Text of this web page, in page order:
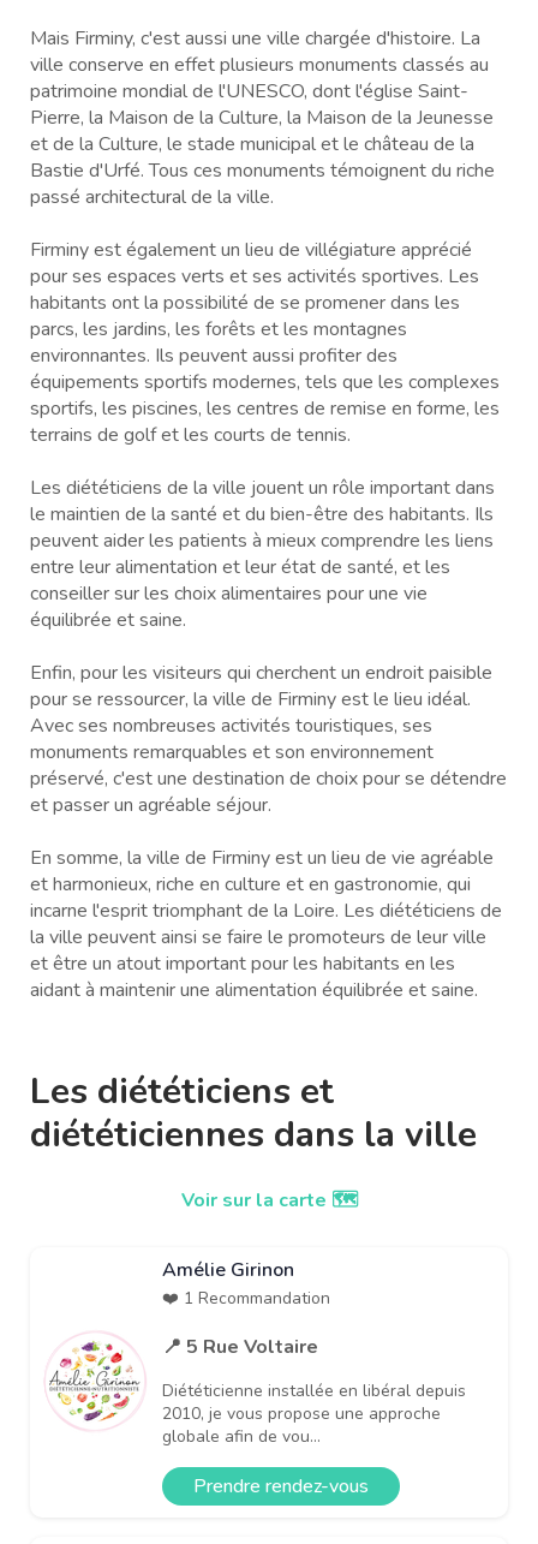
Mais Firminy, c'est aussi une ville chargée d'histoire. La
ville conserve en effet plusieurs monuments classés au
patrimoine mondial de l'UNESCO, dont l'église Saint-
Pierre, la Maison de la Culture, la Maison de la Jeunesse
et de la Culture, le stade municipal et le château de la
Bastie d'Urfé. Tous ces monuments témoignent du riche
passé architectural de la ville.
Firminy est également un lieu de villégiature apprécié
pour ses espaces verts et ses activités sportives. Les
habitants ont la possibilité de se promener dans les
parcs, les jardins, les forêts et les montagnes
environnantes. Ils peuvent aussi profiter des
équipements sportifs modernes, tels que les complexes
sportifs, les piscines, les centres de remise en forme, les
terrains de golf et les courts de tennis.
Les diététiciens de la ville jouent un rôle important dans
le maintien de la santé et du bien-être des habitants. Ils
peuvent aider les patients à mieux comprendre les liens
entre leur alimentation et leur état de santé, et les
conseiller sur les choix alimentaires pour une vie
équilibrée et saine.
Enfin, pour les visiteurs qui cherchent un endroit paisible
pour se ressourcer, la ville de Firminy est le lieu idéal.
Avec ses nombreuses activités touristiques, ses
monuments remarquables et son environnement
préservé, c'est une destination de choix pour se détendre
et passer un agréable séjour.
En somme, la ville de Firminy est un lieu de vie agréable
et harmonieux, riche en culture et en gastronomie, qui
incarne l'esprit triomphant de la Loire. Les diététiciens de
la ville peuvent ainsi se faire le promoteurs de leur ville
et être un atout important pour les habitants en les
aidant à maintenir une alimentation équilibrée et saine.
Les diététiciens et
diététiciennes dans la ville
Voir sur la carte 🗺️
Amélie Girinon
❤️ 1 Recommandation
📍 5 Rue Voltaire
Diététicienne installée en libéral depuis
2010, je vous propose une approche
globale afin de vou...
Prendre rendez-vous